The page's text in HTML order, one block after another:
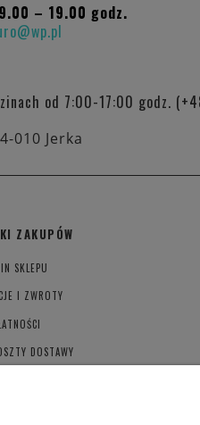
– 19.00 godz.
od 7:00-17:00 godz.
010 Jerka
ZAKUPÓW
SKLEPU
I ZWROTY
DOSTAWY